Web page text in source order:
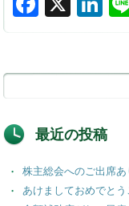
e
o
k
e
n
最近の投稿
株主総会へのご出席
あけましておめでとう